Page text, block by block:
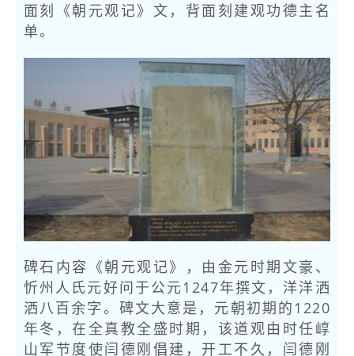
面刻《朝元观记》文，背面刻建观功德主名
单。
碑石内容《朝元观记》，由金元时期文豪、
忻州人氏元好问于公元1247年撰文，洋洋洒
洒八百余字。碑文大意是，元朝初期的1220
年冬，在全真教全盛时期，该道观由时任崞
山军节度使闫德刚倡建，开工不久，闫德刚